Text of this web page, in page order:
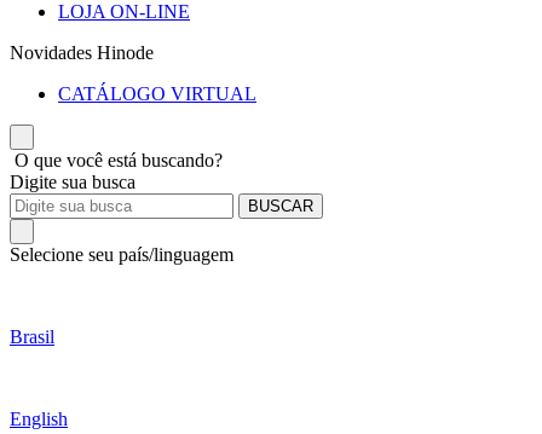
LOJA ON-LINE
Novidades Hinode
CATÁLOGO VIRTUAL
O que você está buscando?
Digite sua busca
BUSCAR
Selecione seu país/linguagem
Brasil
English